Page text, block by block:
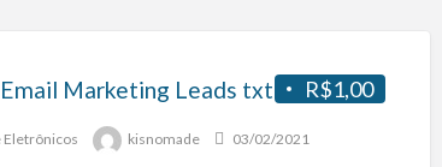
R$1,00
Marketing Leads txt
Eletrônicos kisnomade 03/02/2021